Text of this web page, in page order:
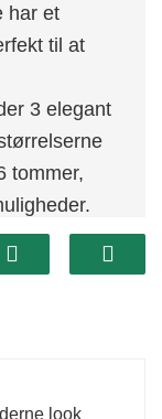
har et
til at
3 elegant
tommer,
look